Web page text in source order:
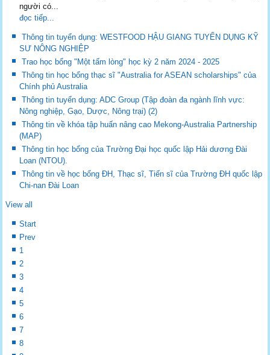
người có...
đọc tiếp...
Thông tin tuyển dụng: WESTFOOD HẬU GIANG TUYỂN DỤNG KỸ
SƯ NÔNG NGHIỆP
Trao học bổng "Một tấm lòng" học kỳ 2 năm 2024 - 2025
Thông tin học bổng thạc sĩ "Australia for ASEAN scholarships" của
Chính phủ Australia
Thông tin tuyển dụng: ADC Group (Tập đoàn đa ngành lĩnh vực:
Nông nghiệp, Gạo, Dược, Nông trại) (2)
Thông tin về khóa tập huấn nâng cao Mekong-Australia Partnership
(MAP)
Thông tin học bổng của Trường Đại học quốc lập Hải dương Đài
Loan (NTOU).
Thông tin về học bổng ĐH, Thạc sĩ, Tiến sĩ của Trường ĐH quốc lập
Chi-nan Đài Loan
View all
Start
Prev
1
2
3
4
5
6
7
8